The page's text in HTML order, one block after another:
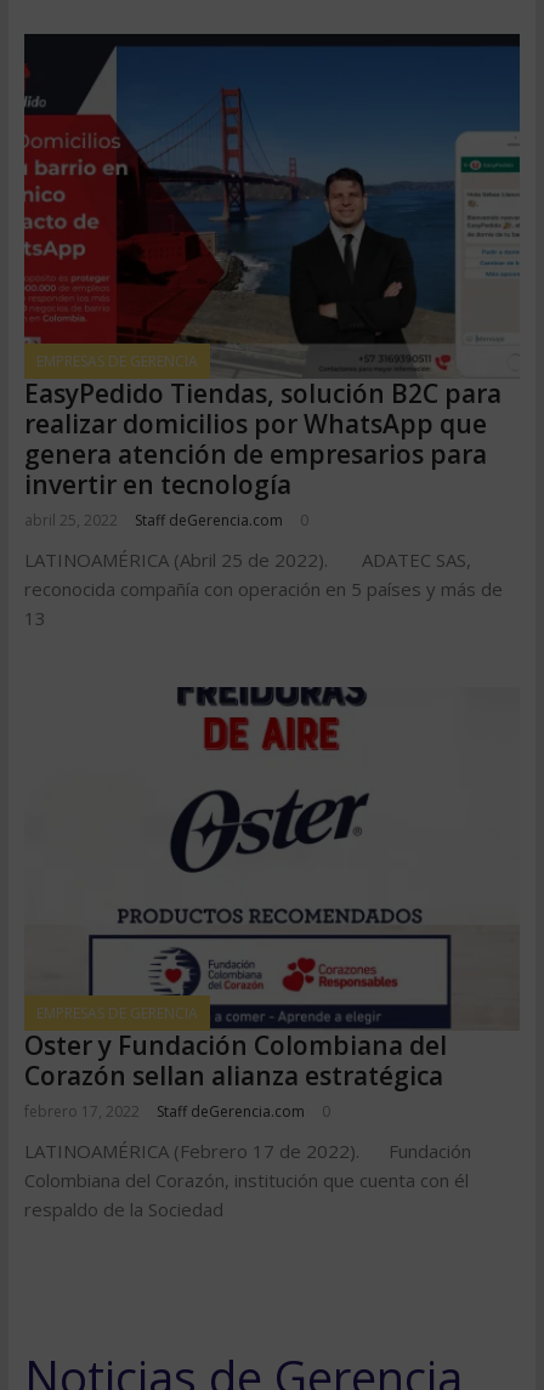
EMPRESAS DE GERENCIA
EasyPedido Tiendas, solución B2C para
realizar domicilios por WhatsApp que
genera atención de empresarios para
invertir en tecnología
abril 25, 2022 Staff deGerencia.com 0
LATINOAMÉRICA (Abril 25 de 2022). ADATEC SAS,
reconocida compañía con operación en 5 países y más de
13
EMPRESAS DE GERENCIA
Oster y Fundación Colombiana del
Corazón sellan alianza estratégica
febrero 17, 2022 Staff deGerencia.com 0
LATINOAMÉRICA (Febrero 17 de 2022). Fundación
Colombiana del Corazón, institución que cuenta con él
respaldo de la Sociedad
Noticias de Gerencia